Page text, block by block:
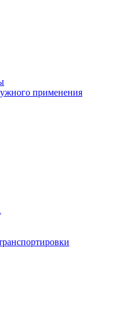
применения